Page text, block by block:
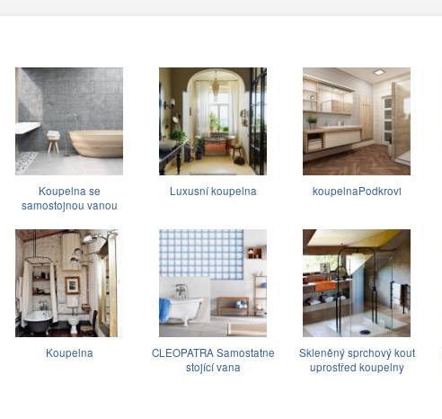
Koupelna se
samostojnou vanou
Luxusní koupelna koupelnaPodkrovi
Koupelna
CLEOPATRA Samostatne
stojící vana
Skleněný sprchový kout
uprostřed koupelny